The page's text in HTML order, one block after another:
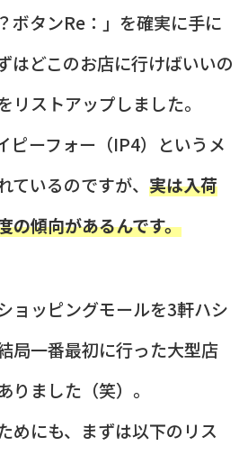
ボタンRe：」を確実に手に
はどこのお店に行けばいいの
リストアップしました。
ピーフォー（IP4）というメ
ているのですが、 実は入荷
の傾向があるんです。
ョッピングモールを3軒ハシ
局一番最初に行った大型店
りました（笑）。
めにも、まずは以下のリス